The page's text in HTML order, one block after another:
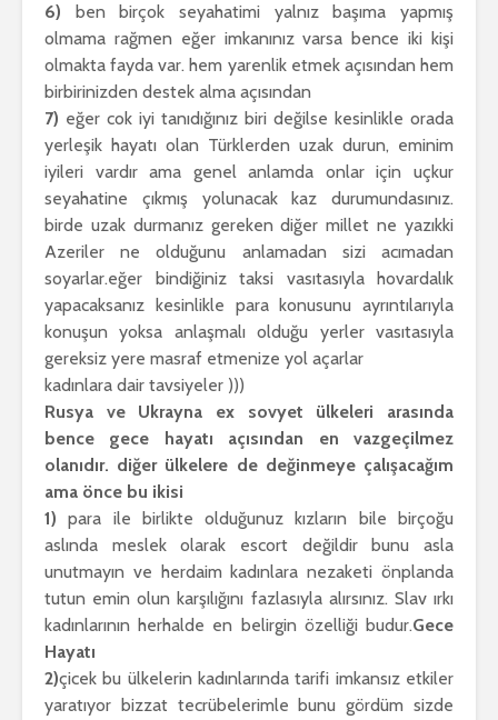
6) ben birçok seyahatimi yalnız başıma yapmış
olmama rağmen eğer imkanınız varsa bence iki kişi
olmakta fayda var. hem yarenlik etmek açısından hem
birbirinizden destek alma açısından
7) eğer cok iyi tanıdığınız biri değilse kesinlikle orada
yerleşik hayatı olan Türklerden uzak durun, eminim
iyileri vardır ama genel anlamda onlar için uçkur
seyahatine çıkmış yolunacak kaz durumundasınız.
birde uzak durmanız gereken diğer millet ne yazıkki
Azeriler ne olduğunu anlamadan sizi acımadan
soyarlar.eğer bindiğiniz taksi vasıtasıyla hovardalık
yapacaksanız kesinlikle para konusunu ayrıntılarıyla
konuşun yoksa anlaşmalı olduğu yerler vasıtasıyla
gereksiz yere masraf etmenize yol açarlar
kadınlara dair tavsiyeler )))
Rusya ve Ukrayna ex sovyet ülkeleri arasında
bence gece hayatı açısından en vazgeçilmez
olanıdır. diğer ülkelere de değinmeye çalışacağım
ama önce bu ikisi
1) para ile birlikte olduğunuz kızların bile birçoğu
aslında meslek olarak escort değildir bunu asla
unutmayın ve herdaim kadınlara nezaketi önplanda
tutun emin olun karşılığını fazlasıyla alırsınız. Slav ırkı
kadınlarının herhalde en belirgin özelliği budur.Gece
Hayatı
2)çicek bu ülkelerin kadınlarında tarifi imkansız etkiler
yaratıyor bizzat tecrübelerimle bunu gördüm sizde